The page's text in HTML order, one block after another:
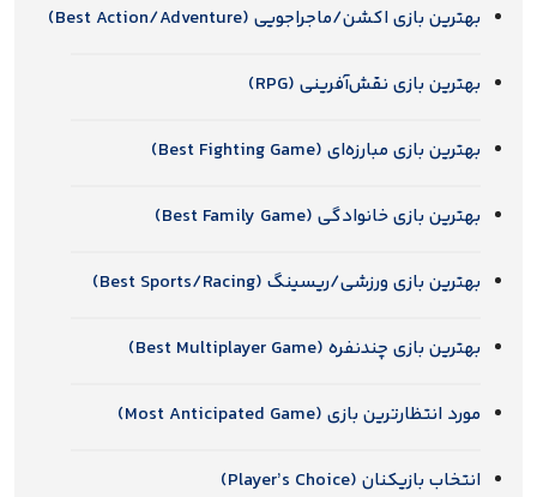
بهترین بازی اکشن/ماجراجویی (Best Action/Adventure)
بهترین بازی نقش‌آفرینی (RPG)
بهترین بازی مبارزه‌ای (Best Fighting Game)
بهترین بازی خانوادگی (Best Family Game)
بهترین بازی ورزشی/ریسینگ (Best Sports/Racing)
بهترین بازی چندنفره (Best Multiplayer Game)
مورد انتظارترین بازی (Most Anticipated Game)
انتخاب بازیکنان (Player’s Choice)